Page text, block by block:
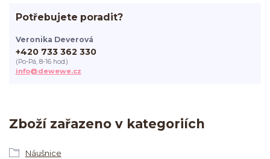
Zboží zařazeno v kategoriích
Náušnice
Potřebujete poradit?
Veronika Deverová
+420 733 362 330
(Po-Pá, 8-16 hod.)
info@dewewe.cz